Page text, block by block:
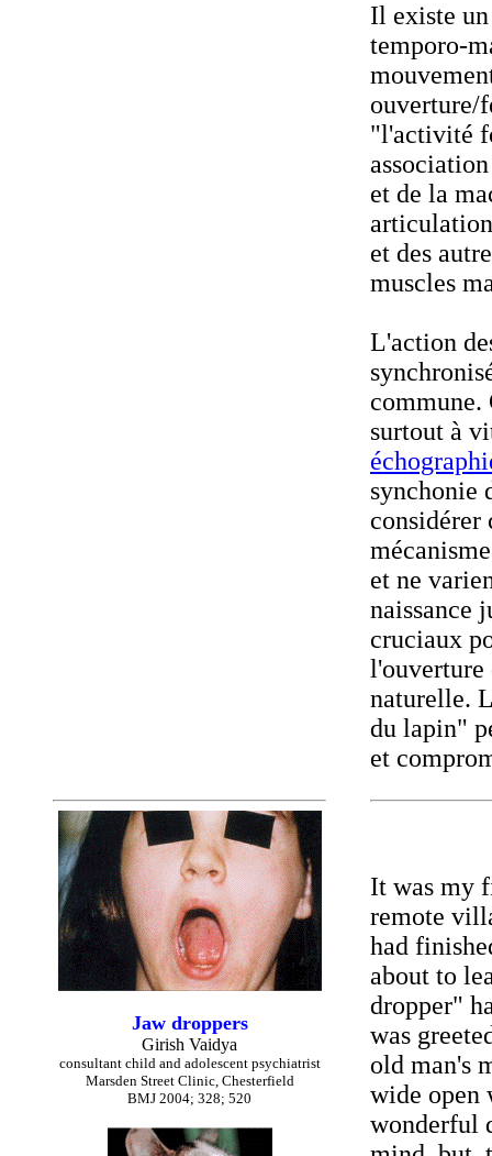
Il existe
temporo-
ouverture/
"l'activité
et de la
et des
muscles
L'action
commune.
surtout à
synchonie
considérer
et ne
naissance
cruciaux
l'ouverture
naturelle.
du lapin"
et
Jaw droppers
Girish Vaidya
consultant child and adolescent psychiatrist
Marsden Street Clinic, Chesterfield
BMJ 2004; 328; 520
It was my
remote
had
about to
dropper"
was
old man's
wide open
wonderful